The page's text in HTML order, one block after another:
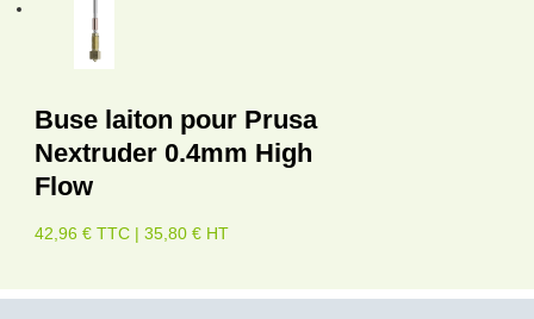
Buse laiton pour Prusa
Nextruder 0.4mm High
Flow
42,96 € TTC | 35,80 € HT